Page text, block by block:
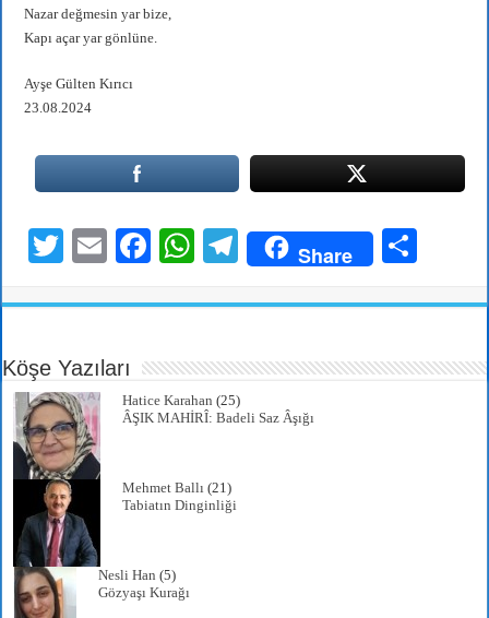
Nazar değmesin yar bize,
Kapı açar yar gönlüne.
Ayşe Gülten Kırıcı
23.08.2024
T
tte
r
E
ail
Fa
bo
W
ts
pp
Te
gr
m
Share
re
Köşe Yazıları
Hatice Karahan (25)
ÂŞIK MAHİRÎ: Badeli Saz Âşığı
Mehmet Ballı (21)
Tabiatın Dinginliği
Nesli Han (5)
Gözyaşı Kurağı